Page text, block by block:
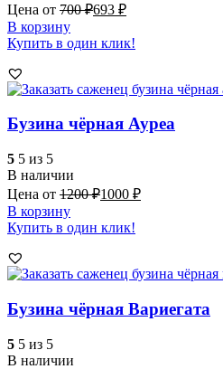
Цена от 700₽693 ₽
В корзину
Купить в один клик!
Бузина чёрная Ауреа
5 5 из 5
В наличии
Цена от 1200₽1000 ₽
В корзину
Купить в один клик!
Бузина чёрная Вариегата
5 5 из 5
В наличии